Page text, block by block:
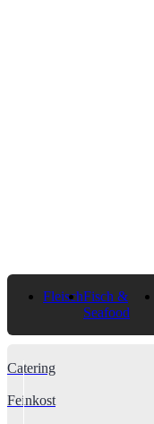
FleischFisch &
Seafood
Catering
Feinkost